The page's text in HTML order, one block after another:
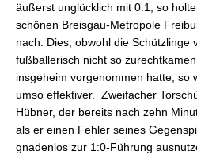
äußerst unglücklich mit 0:1, so
schönen Breisgau-Metropole
nach. Dies, obwohl die Schützlinge
fußballerisch nicht so
insgeheim vorgenommen hatte, so
umso effektiver. Zweifacher
Hübner, der bereits nach zehn
als er einen Fehler seines
gnadenlos zur 1:0-Führung